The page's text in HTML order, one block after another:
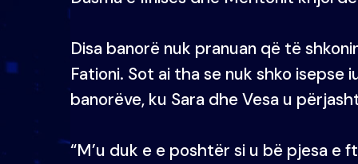
Disa banorë nuk pranuan që të
Fationi. Sot ai tha se nuk shko
banorëve, ku Sara dhe Vesa u
“M’u duk e e poshtër si u bë pjesa e